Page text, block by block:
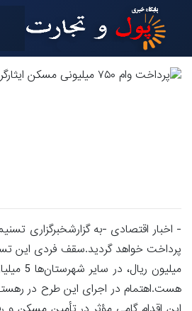
هست.اهتمام در اجرای این طرح در